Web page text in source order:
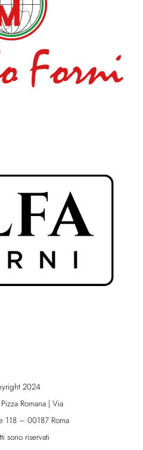
2024
Romana | Via
118 – 00187 Roma
sono riservati